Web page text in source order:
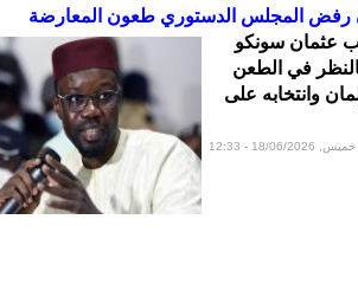
أن رفض المجلس الدستوري طعون المعارضة
عثمان سونكو
في الطعن
وانتخابه على
خميس, 18/06/2026 - 12:33